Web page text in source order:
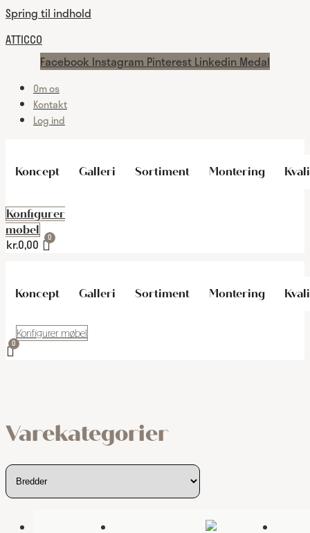
Spring til indhold
ATTICCO
Facebook Instagram Pinterest Linkedin Medal
Om os
Kontakt
Log ind
Koncept Galleri Sortiment Montering
Konfigurer
møbel
kr.0,00
Koncept Galleri Sortiment Montering
Konfigurer møbel
Varekategorier